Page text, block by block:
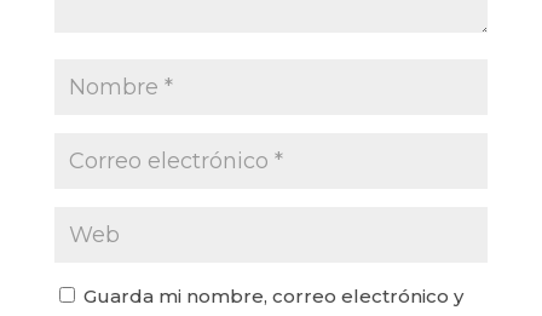
Guarda mi nombre, correo electrónico y